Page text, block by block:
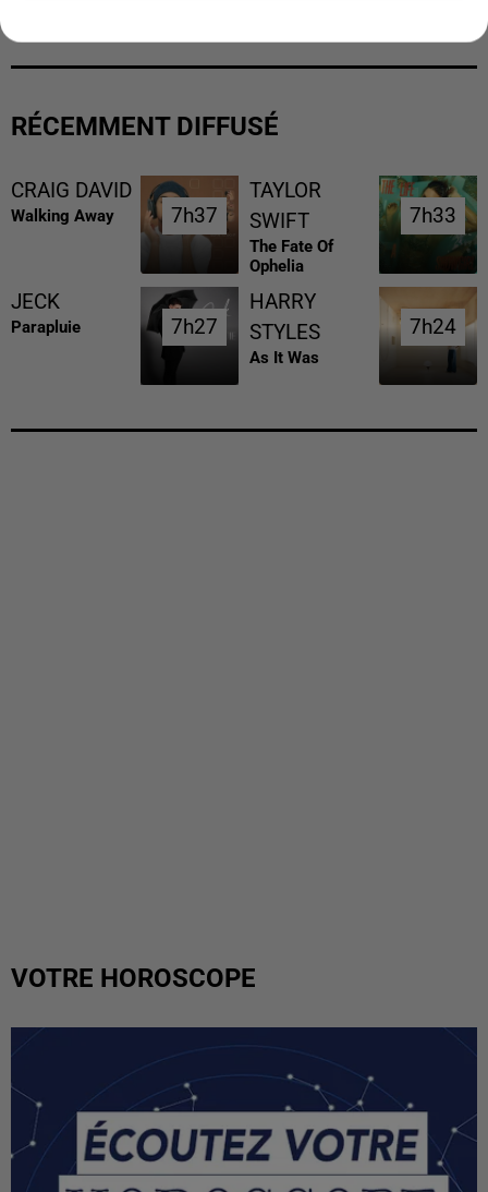
RÉCEMMENT DIFFUSÉ
CRAIG DAVID
Walking Away 7h37
7h37
TAYLOR
SWIFT
The Fate Of
Ophelia
7h33
7h33
JECK
Parapluie 7h27
7h27
HARRY
STYLES
As It Was
7h24
7h24
VOTRE HOROSCOPE